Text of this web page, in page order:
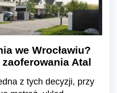
we Wrocławiu?
Atal
z tych decyzji, przy